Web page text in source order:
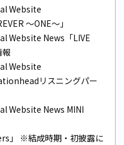
Website
～ONE～」
Website News「LIVE
Website
リスニングパー
Website News MINI
」
※結成時期・初披露に